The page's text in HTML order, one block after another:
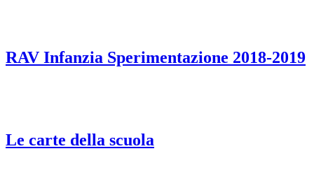
RAV Infanzia Sperimentazione 2018-2019
Le carte della scuola